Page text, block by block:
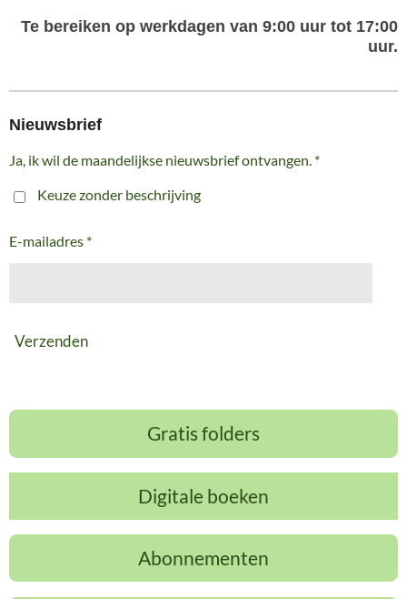
Te bereiken op werkdagen van 9:00 uur tot 17:00
uur.
Nieuwsbrief
Ja, ik wil de maandelijkse nieuwsbrief ontvangen. *
Keuze zonder beschrijving
E-mailadres *
Verzenden
Gratis folders
Digitale boeken
Abonnementen